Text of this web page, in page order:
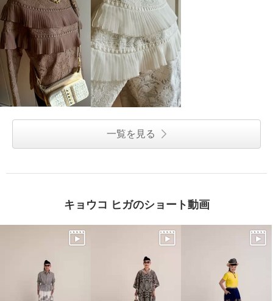
一覧を見る
キョウコ ヒガのショート動画